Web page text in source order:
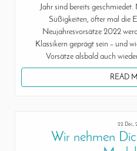
Jahr sind bereits
Süßigkeiten, öfter mal die
Neujahresvorsätze 2022
Klassikern geprägt sein – und
Vorsätze alsbald auch
READ
22 Dec,
Wir nehmen